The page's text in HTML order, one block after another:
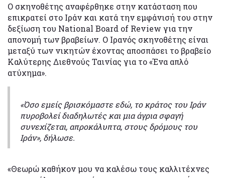
Ο σκηνοθέτης αναφέρθηκε στην κατάσταση που
επικρατεί στο Ιράν και κατά την εμφάνισή του στην
δεξίωση του National Board of Review για την
απονομή των βραβείων. Ο Ιρανός σκηνοθέτης είναι
μεταξύ των νικητών έχοντας αποσπάσει το βραβείο
Καλύτερης Διεθνούς Ταινίας για το «Ένα απλό
ατύχημα».
«Όσο εμείς βρισκόμαστε εδώ, το κράτος του Ιράν
πυροβολεί διαδηλωτές και μια άγρια σφαγή
συνεχίζεται, απροκάλυπτα, στους δρόμους του
Ιράν», δήλωσε.
«Θεωρώ καθήκον μου να καλέσω τους καλλιτέχνες